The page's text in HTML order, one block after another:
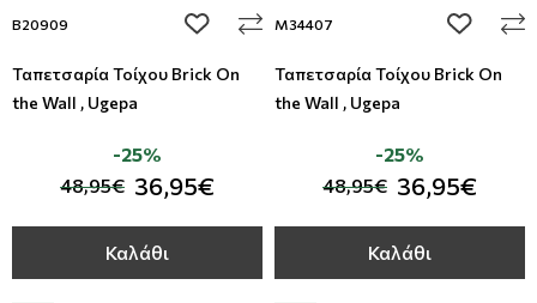
B20909 add to wishlist
Ταπετσαρία Τοίχου Brick On
the Wall , Ugepa
48,95€ 36,95€
-25%
Καλάθι
M34407 add to
Ταπετσαρία Τοίχου Brick On
the Wall , Ugepa
48,95€ 36,95€
-25%
Καλάθι